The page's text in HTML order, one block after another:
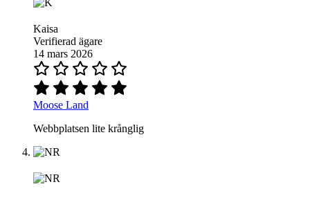
Kaisa
Verifierad ägare
14 mars 2026
Moose Land
Webbplatsen lite krånglig